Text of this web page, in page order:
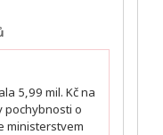
5,99 mil. Kč na
pochybnosti o
ministerstvem